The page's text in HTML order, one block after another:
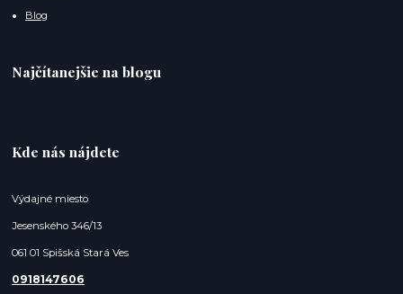
Blog
Najčítanejšie na blogu
Kde nás nájdete
Výdajné miesto
Jesenského 346/13
061 01 Spišská Stará Ves
0918147606